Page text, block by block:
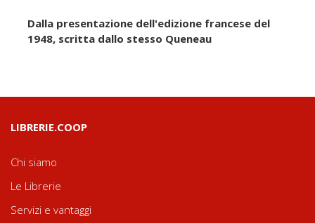
Dalla presentazione dell'edizione francese del
1948, scritta dallo stesso Queneau
LIBRERIE.COOP
Chi siamo
Le Librerie
Servizi e vantaggi